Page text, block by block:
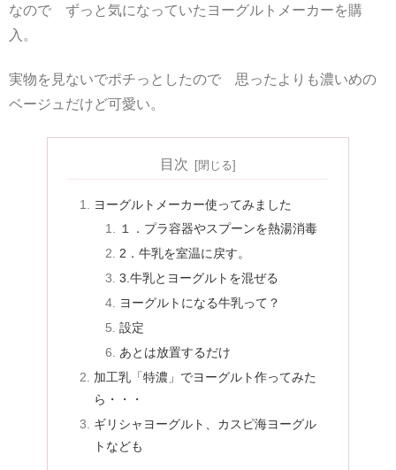
なので ずっと気になっていたヨーグルトメーカーを購
入。
実物を見ないでポチっとしたので 思ったよりも濃いめの
ベージュだけど可愛い。
目次
ヨーグルトメーカー使ってみました
１．プラ容器やスプーンを熱湯消毒
2．牛乳を室温に戻す。
3.牛乳とヨーグルトを混ぜる
ヨーグルトになる牛乳って？
設定
あとは放置するだけ
加工乳「特濃」でヨーグルト作ってみた
ら・・・
ギリシャヨーグルト、カスピ海ヨーグル
トなども